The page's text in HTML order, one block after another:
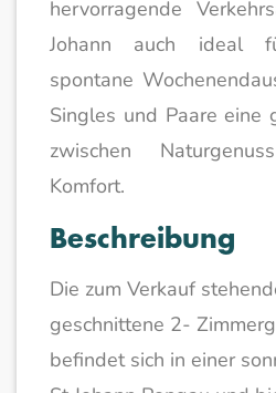
hervorragende
Johann auch ideal
spontane
Singles und Paare eine
zwischen
Komfort.
Beschreibung
Die zum Verkauf
geschnittene 2-
befindet sich in einer